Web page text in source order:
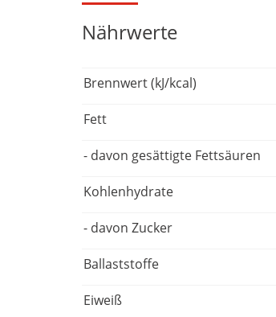
Nährwerte
Brennwert (kJ/kcal)
Fett
- davon gesättigte Fettsäuren
Kohlenhydrate
- davon Zucker
Ballaststoffe
Eiweiß